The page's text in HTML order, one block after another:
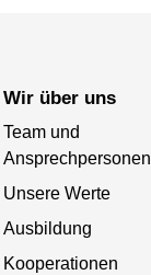
Wir über uns
Team und
Ansprechpersonen
Unsere Werte
Ausbildung
Kooperationen